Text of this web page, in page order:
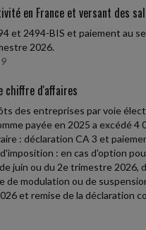
en France et versant des
et 2494-BIS et paiement au
2026.
chiffre d'affaires
des entreprises par voie
payée en 2025 a excédé
: déclaration CA 3 et
: en cas d'option
juin ou du 2e trimestre 2026,
de modulation ou de
et remise de la déclaration